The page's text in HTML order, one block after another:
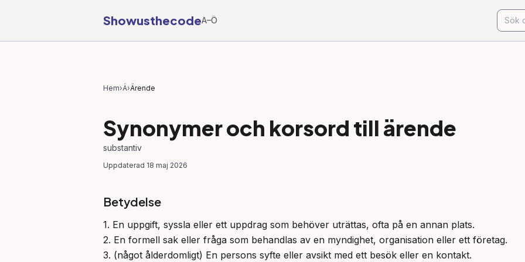
ShowusthecodeA–Ö
Hem›Ä›Ärende
Synonymer och korsord till ärende
substantiv
Uppdaterad 18 maj 2026
Betydelse
1. En uppgift, syssla eller ett uppdrag som behöver uträttas, ofta på en annan plats.
2. En formell sak eller fråga som behandlas av en myndighet, organisation eller ett företag.
3. (något ålderdomligt) En persons syfte eller avsikt med ett besök eller en kontakt.